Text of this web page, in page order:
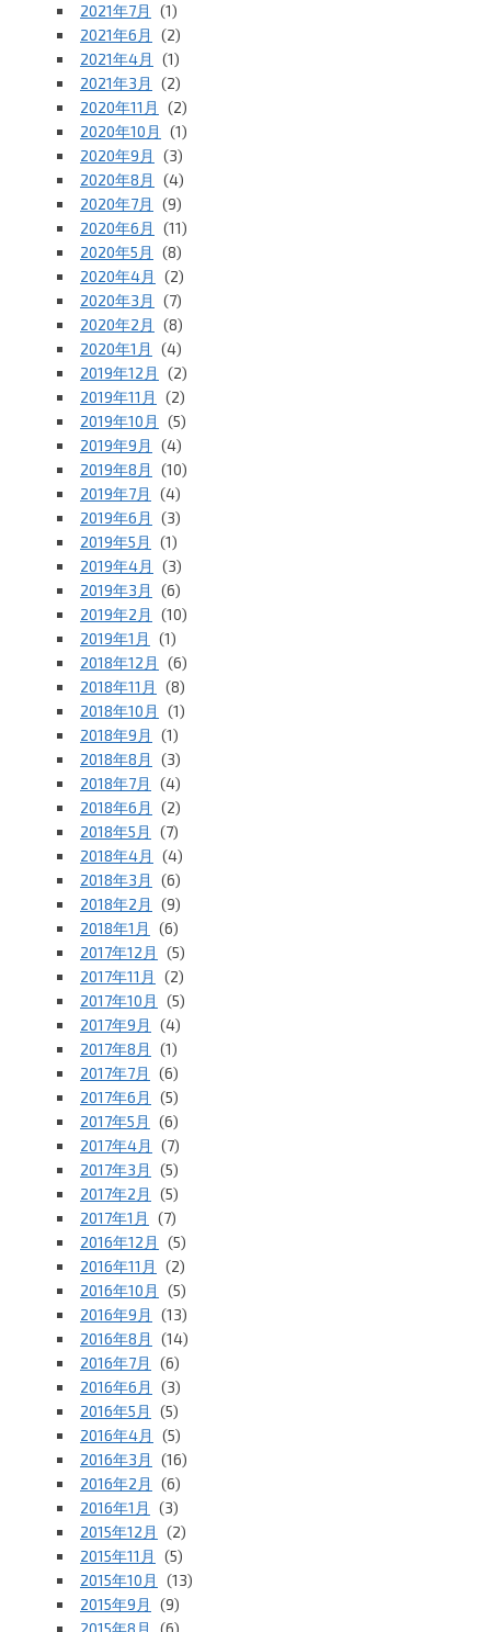
2021年7月
(1)
2021年6月
(2)
2021年4月
(1)
2021年3月
(2)
2020年11月
(2)
2020年10月
(1)
2020年9月
(3)
2020年8月
(4)
2020年7月
(9)
2020年6月
(11)
2020年5月
(8)
2020年4月
(2)
2020年3月
(7)
2020年2月
(8)
2020年1月
(4)
2019年12月
(2)
2019年11月
(2)
2019年10月
(5)
2019年9月
(4)
2019年8月
(10)
2019年7月
(4)
2019年6月
(3)
2019年5月
(1)
2019年4月
(3)
2019年3月
(6)
2019年2月
(10)
2019年1月
(1)
2018年12月
(6)
2018年11月
(8)
2018年10月
(1)
2018年9月
(1)
2018年8月
(3)
2018年7月
(4)
2018年6月
(2)
2018年5月
(7)
2018年4月
(4)
2018年3月
(6)
2018年2月
(9)
2018年1月
(6)
2017年12月
(5)
2017年11月
(2)
2017年10月
(5)
2017年9月
(4)
2017年8月
(1)
2017年7月
(6)
2017年6月
(5)
2017年5月
(6)
2017年4月
(7)
2017年3月
(5)
2017年2月
(5)
2017年1月
(7)
2016年12月
(5)
2016年11月
(2)
2016年10月
(5)
2016年9月
(13)
2016年8月
(14)
2016年7月
(6)
2016年6月
(3)
2016年5月
(5)
2016年4月
(5)
2016年3月
(16)
2016年2月
(6)
2016年1月
(3)
2015年12月
(2)
2015年11月
(5)
2015年10月
(13)
2015年9月
(9)
2015年8月
(6)